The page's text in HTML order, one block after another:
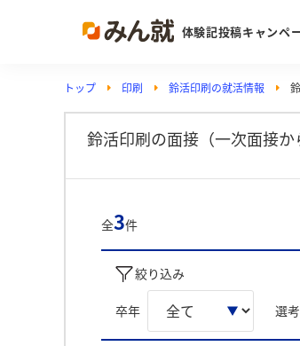
体験記投稿キャンペ
投稿
ラン
注目
動画で
トップ 印刷 鈴活印刷の就活情報
鈴活印刷の面接（一次面接か
全3件
絞り込み
卒年 選